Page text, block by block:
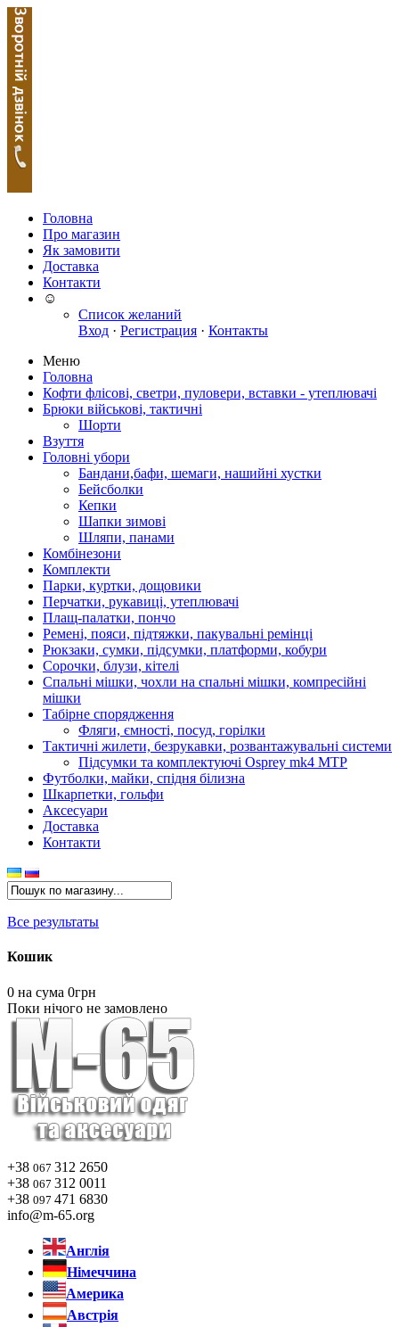
Головна
Про магазин
Як замовити
Доставка
Контакти
☺
Список желаний
Вход · Регистрация · Контакты
Меню
Головна
Кофти флісові, светри, пуловери, вставки - утеплювачі
Брюки військові, тактичні
Шорти
Взуття
Головні убори
Бандани,бафи, шемаги, нашийні хустки
Бейсболки
Кепки
Шапки зимові
Шляпи, панами
Комбінезони
Комплекти
Парки, куртки, дощовики
Перчатки, рукавиці, утеплювачі
Плащ-палатки, пончо
Ремені, пояси, підтяжки, пакувальні ремінці
Рюкзаки, сумки, підсумки, платформи, кобури
Сорочки, блузи, кітелі
Спальні мішки, чохли на спальні мішки, компресійні
мішки
Табірне спорядження
Фляги, ємності, посуд, горілки
Тактичні жилети, безрукавки, розвантажувальні системи
Підсумки та комплектуючі Osprey mk4 MTP
Футболки, майки, спідня білизна
Шкарпетки, гольфи
Аксесуари
Доставка
Контакти
Все результаты
Кошик
0 на сума 0грн
Поки нічого не замовлено
+38 067 312 2650
+38 067 312 0011
+38 097 471 6830
info@m-65.org
Англія
Німеччина
Америка
Австрія